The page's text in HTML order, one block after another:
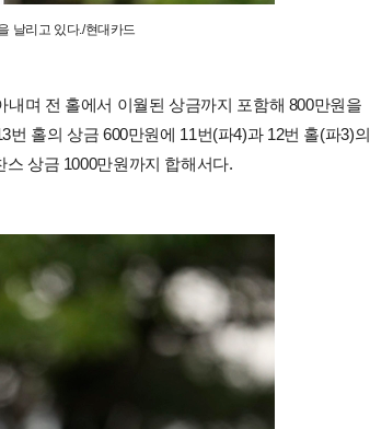
날리고 있다./현대카드
며 전 홀에서 이월된 상금까지 포함해 800만원을
홀의 상금 600만원에 11번(파4)과 12번 홀(파3)의
상금 1000만원까지 합해서다.